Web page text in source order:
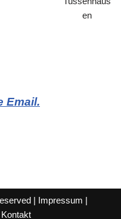
Email.
| Impressum |
Kontakt